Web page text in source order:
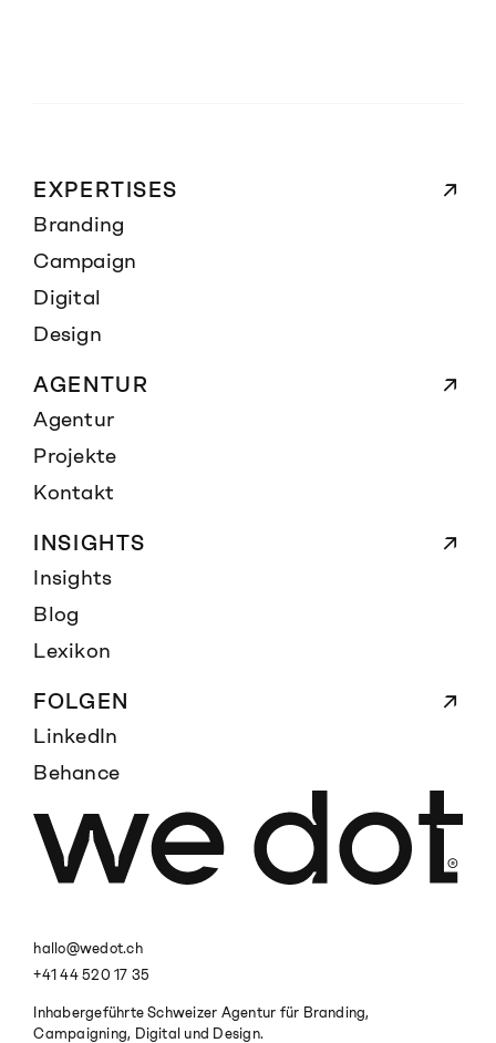
EXPERTISES
Branding
Campaign
Digital
Design
AGENTUR
Agentur
Projekte
Kontakt
INSIGHTS
Insights
Blog
Lexikon
FOLGEN
LinkedIn
Behance
hallo@wedot.ch
+41 44 520 17 35
Inhabergeführte Schweizer Agentur für Branding,
Campaigning, Digital und Design.